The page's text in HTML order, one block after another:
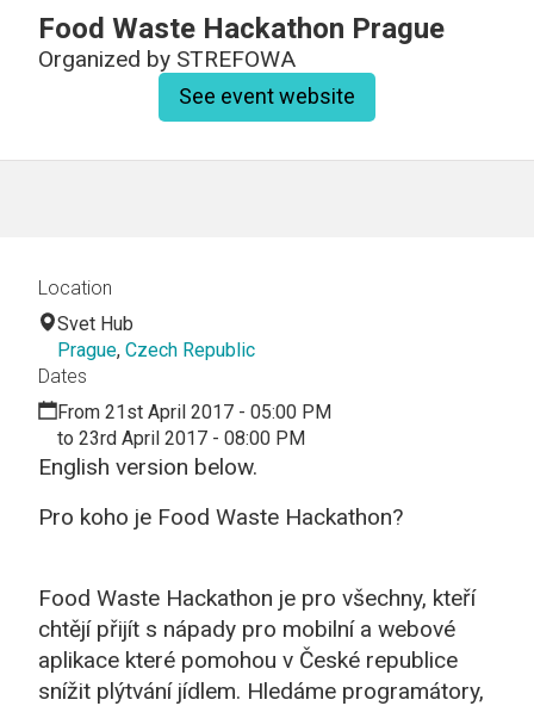
Food Waste Hackathon Prague
Organized by STREFOWA
See event website
English version below.
Pro koho je Food Waste Hackathon?
Food Waste Hackathon je pro všechny, kteří
chtějí přijít s nápady pro mobilní a webové
aplikace které pomohou v České republice
snížit plýtvání jídlem. Hledáme programátory,
Location
Svet Hub
Prague, Czech Republic
Dates
From 21st April 2017 - 05:00 PM
to 23rd April 2017 - 08:00 PM